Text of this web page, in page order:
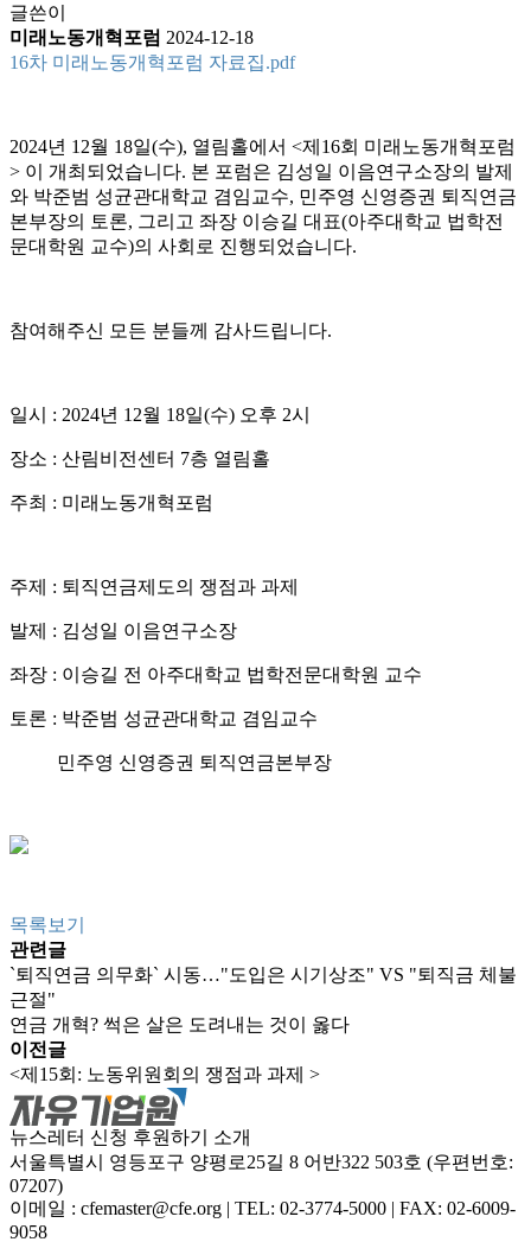
글쓴이
미래노동개혁포럼 2024-12-18
16차 미래노동개혁포럼 자료집.pdf
2024년 12월 18일(수), 열림홀에서 <제16회 미래노동개혁포럼
> 이 개최되었습니다. 본 포럼은 김성일 이음연구소장의 발제
와 박준범 성균관대학교 겸임교수, 민주영 신영증권 퇴직연금
본부장의 토론, 그리고 좌장 이승길 대표(아주대학교 법학전
문대학원 교수)의 사회로 진행되었습니다.
참여해주신 모든 분들께 감사드립니다.
일시 : 2024년 12월 18일(수) 오후 2시
장소 : 산림비전센터 7층 열림홀
주최 : 미래노동개혁포럼
주제 : 퇴직연금제도의 쟁점과 과제
발제 : 김성일 이음연구소장
좌장 : 이승길 전 아주대학교 법학전문대학원 교수
토론 : 박준범 성균관대학교 겸임교수
민주영 신영증권 퇴직연금본부장
목록보기
관련글
`퇴직연금 의무화` 시동…"도입은 시기상조" VS "퇴직금 체불
근절"
연금 개혁? 썩은 살은 도려내는 것이 옳다
이전글
<제15회: 노동위원회의 쟁점과 과제 >
뉴스레터 신청 후원하기
소개
서울특별시 영등포구 양평로25길 8 어반322 503호 (우편번호:
07207)
이메일 : cfemaster@cfe.org | TEL: 02-3774-5000 | FAX: 02-6009-
9058